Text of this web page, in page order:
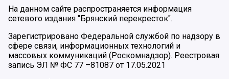
На данном сайте распространяется информация
сетевого издания "Брянский перекресток".
Зарегистрировано Федеральной службой по надзору в
сфере связи, информационных технологий и
массовых коммуникаций (Роскомнадзор). Реестровая
запись ЭЛ № ФС 77 –81087 от 17.05.2021